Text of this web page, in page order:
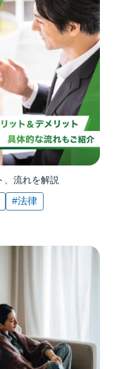
、流れを解説
#法律